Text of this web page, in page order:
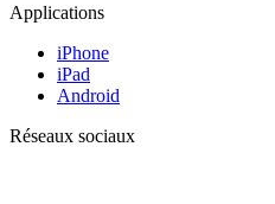
Applications
iPhone
iPad
Android
Réseaux sociaux